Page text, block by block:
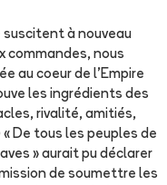
à nouveau
commandes, nous
au coeur de l'Empire
les ingrédients des
rivalité, amitiés,
« De tous les peuples de
» aurait pu déclarer
de soumettre les